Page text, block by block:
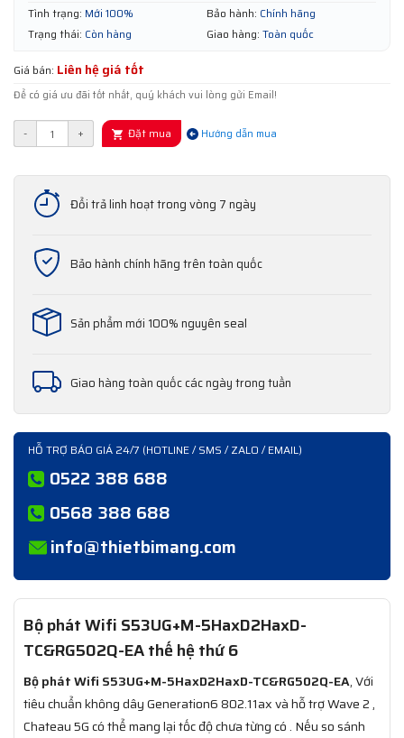
Tình trạng: Mới 100% Bảo hành: Chính hãng
Trạng thái: Còn hàng Giao hàng: Toàn quốc
Giá bán: Liên hệ giá tốt
Để có giá ưu đãi tốt nhất, quý khách vui lòng gửi Email!
- + Đặt mua Hướng dẫn mua
Đổi trả linh hoạt trong vòng 7 ngày
Bảo hành chính hãng trên toàn quốc
Sản phẩm mới 100% nguyên seal
Giao hàng toàn quốc các ngày trong tuần
HỖ TRỢ BÁO GIÁ 24/7 (HOTLINE / SMS / ZALO / EMAIL)
0522 388 688
0568 388 688
info@thietbimang.com
Bộ phát Wifi S53UG+M-5HaxD2HaxD-
TC&RG502Q-EA thế hệ thứ 6
Bộ phát Wifi S53UG+M-5HaxD2HaxD-TC&RG502Q-EA, Với
tiêu chuẩn không dây Generation6 802.11ax và hỗ trợ Wave 2 ,
Chateau 5G có thể mang lại tốc độ chưa từng có . Nếu so sánh